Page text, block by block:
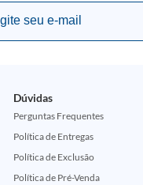
Dúvidas
Perguntas Frequentes
Política de Entregas
Política de Exclusão
Política de Pré-Venda